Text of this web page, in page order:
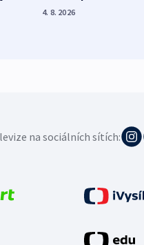
4. 8. 2026
na sociálních sítích: